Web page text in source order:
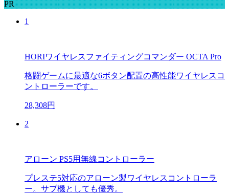
PR
1
HORIワイヤレスファイティングコマンダー OCTA Pro
格闘ゲームに最適な6ボタン配置の高性能ワイヤレスコ
ントローラーです。
28,308円
2
アローン PS5用無線コントローラー
プレステ5対応のアローン製ワイヤレスコントローラ
ー。サブ機としても優秀。